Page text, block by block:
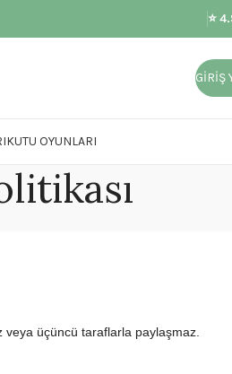
⭐
GIRIŞ
KUTU OYUNLARI
üçüncü taraflarla paylaşmaz.